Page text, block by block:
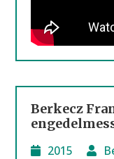
Berkecz
2015